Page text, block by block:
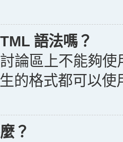
語法嗎？
論區上不能夠
的格式都可以
？